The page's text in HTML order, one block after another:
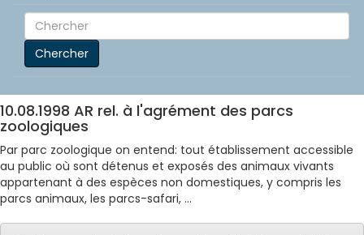
Chercher
10.08.1998 AR rel. à l'agrément des parcs
zoologiques
Par parc zoologique on entend: tout établissement accessible
au public où sont détenus et exposés des animaux vivants
appartenant à des espèces non domestiques, y compris les
parcs animaux, les parcs-safari, ...